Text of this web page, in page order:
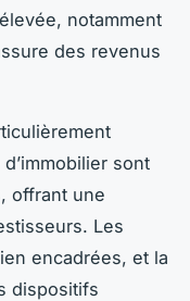
notamment
des revenus
sont
offrant une
Les
encadrées, et la
dispositifs